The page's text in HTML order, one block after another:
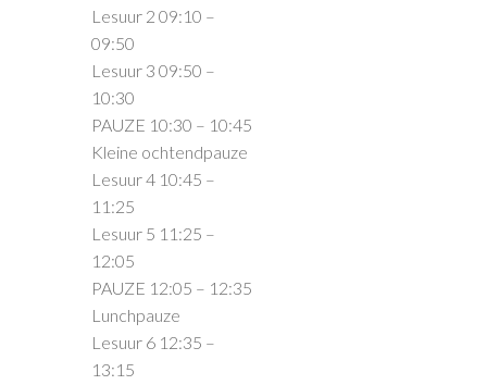
Lesuur 2 09:10 –
09:50
Lesuur 3 09:50 –
10:30
PAUZE 10:30 – 10:45
Kleine ochtendpauze
Lesuur 4 10:45 –
11:25
Lesuur 5 11:25 –
12:05
PAUZE 12:05 – 12:35
Lunchpauze
Lesuur 6 12:35 –
13:15